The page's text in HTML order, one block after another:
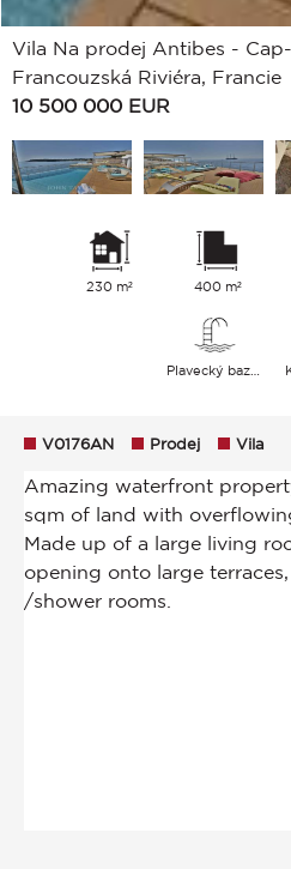
Vila Na prodej Antibes -
Francouzská Riviéra, Francie
10 500 000 EUR
230 m² 400 m²
V0176AN Prodej Vila